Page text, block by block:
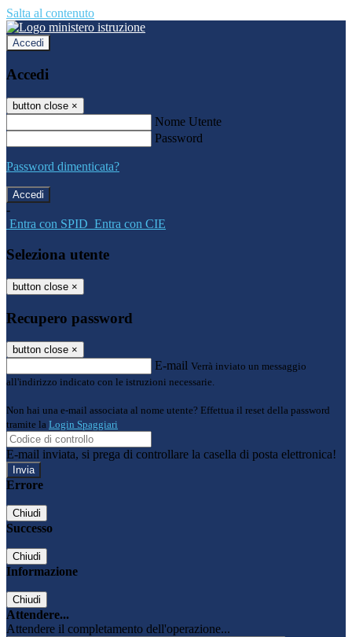
Salta al contenuto
Accedi
Accedi
button close ×
Nome Utente
Password
Password dimenticata?
-
Entra con SPID Entra con CIE
Seleziona utente
button close ×
Recupero password
button close ×
E-mail Verrà inviato un messaggio
all'indirizzo indicato con le istruzioni necessarie.
Non hai una e-mail associata al nome utente? Effettua il reset della password
tramite la Login Spaggiari
E-mail inviata, si prega di controllare la casella di posta elettronica!
Errore
Chiudi
Successo
Chiudi
Informazione
Chiudi
Attendere...
Attendere il completamento dell'operazione...